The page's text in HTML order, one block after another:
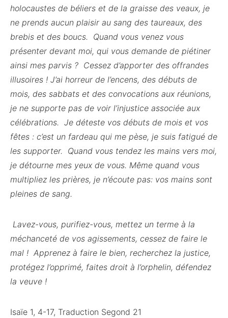
holocaustes de béliers et de la graisse des veaux, je
ne prends aucun plaisir au sang des taureaux, des
brebis et des boucs. Quand vous venez vous
présenter devant moi, qui vous demande de piétiner
ainsi mes parvis ? Cessez d’apporter des offrandes
illusoires ! J’ai horreur de l’encens, des débuts de
mois, des sabbats et des convocations aux réunions,
je ne supporte pas de voir l’injustice associée aux
célébrations. Je déteste vos débuts de mois et vos
fêtes : c’est un fardeau qui me pèse, je suis fatigué de
les supporter. Quand vous tendez les mains vers moi,
je détourne mes yeux de vous. Même quand vous
multipliez les prières, je n’écoute pas: vos mains sont
pleines de sang.
Lavez-vous, purifiez-vous, mettez un terme à la
méchanceté de vos agissements, cessez de faire le
mal ! Apprenez à faire le bien, recherchez la justice,
protégez l’opprimé, faites droit à l’orphelin, défendez
la veuve !
Isaïe 1, 4-17, Traduction Segond 21